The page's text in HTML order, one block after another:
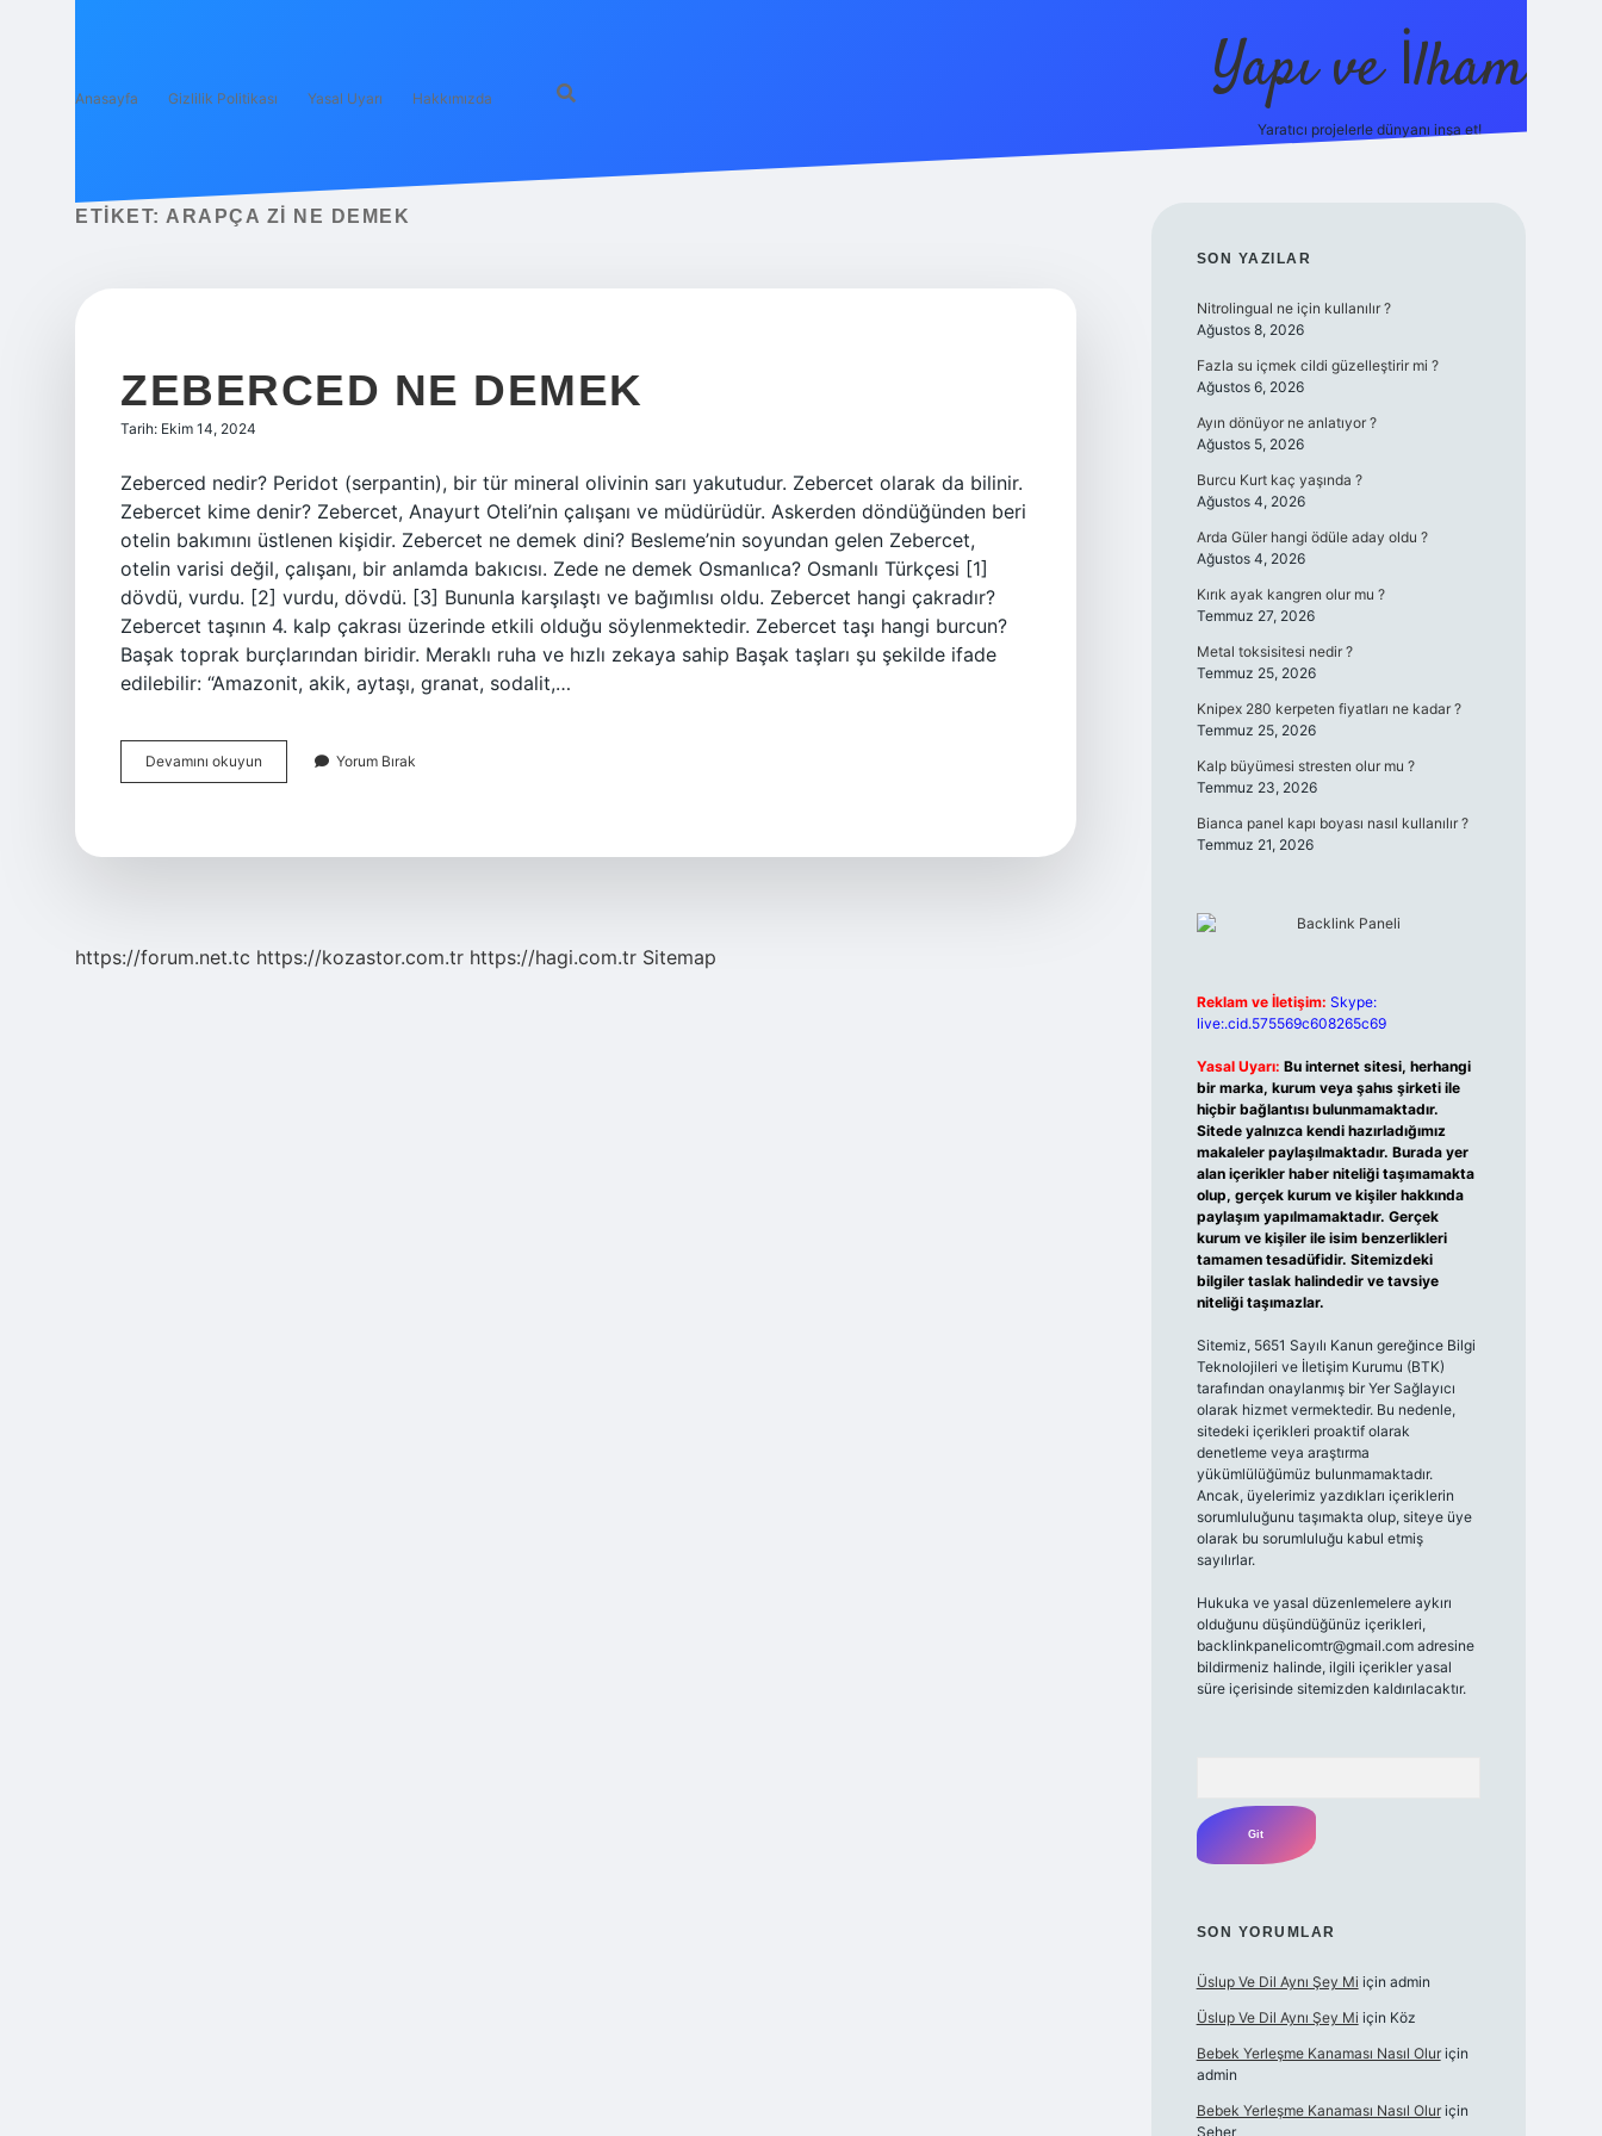
Anasayfa Gizlilik Politikası Yasal Uyarı Hakkımızda Yapı ve İlham
Yaratıcı projelerle dünyanı inşa et!
ETIKET: ARAPÇA ZI NE DEMEK
ZEBERCED NE DEMEK
Tarih: Ekim 14, 2024
Zeberced nedir? Peridot (serpantin), bir tür mineral olivinin sarı yakutudur. Zebercet olarak da bilinir.
Zebercet kime denir? Zebercet, Anayurt Oteli’nin çalışanı ve müdürüdür. Askerden döndüğünden beri
otelin bakımını üstlenen kişidir. Zebercet ne demek dini? Besleme’nin soyundan gelen Zebercet,
otelin varisi değil, çalışanı, bir anlamda bakıcısı. Zede ne demek Osmanlıca? Osmanlı Türkçesi [1]
dövdü, vurdu. [2] vurdu, dövdü. [3] Bununla karşılaştı ve bağımlısı oldu. Zebercet hangi çakradır?
Zebercet taşının 4. kalp çakrası üzerinde etkili olduğu söylenmektedir. Zebercet taşı hangi burcun?
Başak toprak burçlarından biridir. Meraklı ruha ve hızlı zekaya sahip Başak taşları şu şekilde ifade
edilebilir: “Amazonit, akik, aytaşı, granat, sodalit,…
Devamını okuyun Zeberced
Ne
Yorum Bırak
https://forum.net.tc https://kozastor.com.tr https://hagi.com.tr Sitemap
SIDEBAR
SON YAZILAR
Nitrolingual ne için kullanılır ?
Ağustos 8, 2026
Fazla su içmek cildi güzelleştirir mi ?
Ağustos 6, 2026
Ayın dönüyor ne anlatıyor ?
Ağustos 5, 2026
Burcu Kurt kaç yaşında ?
Ağustos 4, 2026
Arda Güler hangi ödüle aday oldu ?
Ağustos 4, 2026
Kırık ayak kangren olur mu ?
Temmuz 27, 2026
Metal toksisitesi nedir ?
Temmuz 25, 2026
Knipex 280 kerpeten fiyatları ne kadar ?
Temmuz 25, 2026
Kalp büyümesi stresten olur mu ?
Temmuz 23, 2026
Bianca panel kapı boyası nasıl kullanılır ?
Temmuz 21, 2026
Reklam ve İletişim: Skype:
live:.cid.575569c608265c69
Yasal Uyarı: Bu internet sitesi, herhangi
bir marka, kurum veya şahıs şirketi ile
hiçbir bağlantısı bulunmamaktadır.
Sitede yalnızca kendi hazırladığımız
makaleler paylaşılmaktadır. Burada yer
alan içerikler haber niteliği taşımamakta
olup, gerçek kurum ve kişiler hakkında
paylaşım yapılmamaktadır. Gerçek
kurum ve kişiler ile isim benzerlikleri
tamamen tesadüfidir. Sitemizdeki
bilgiler taslak halindedir ve tavsiye
niteliği taşımazlar.
Sitemiz, 5651 Sayılı Kanun gereğince Bilgi
Teknolojileri ve İletişim Kurumu (BTK)
tarafından onaylanmış bir Yer Sağlayıcı
olarak hizmet vermektedir. Bu nedenle,
sitedeki içerikleri proaktif olarak
denetleme veya araştırma
yükümlülüğümüz bulunmamaktadır.
Ancak, üyelerimiz yazdıkları içeriklerin
sorumluluğunu taşımakta olup, siteye üye
olarak bu sorumluluğu kabul etmiş
sayılırlar.
Hukuka ve yasal düzenlemelere aykırı
olduğunu düşündüğünüz içerikleri,
backlinkpanelicomtr@gmail.comadresine
bildirmeniz halinde, ilgili içerikler yasal
süre içerisinde sitemizden kaldırılacaktır.
SON YORUMLAR
Üslup Ve Dil Aynı Şey Mi için admin
Üslup Ve Dil Aynı Şey Mi için Köz
Bebek Yerleşme Kanaması Nasıl Oluriçin
admin
Bebek Yerleşme Kanaması Nasıl Oluriçin
Seher